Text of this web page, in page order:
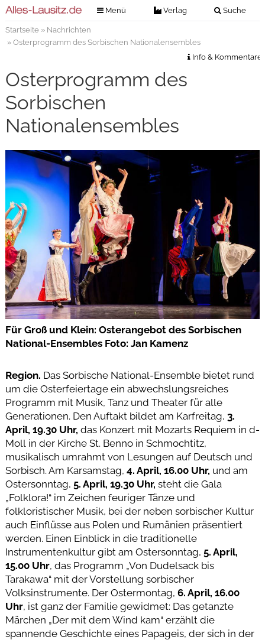
Menü Verlag Suche
Verlag
Kontakt
Impressum
Veranstaltungstickets
Anzeigenannahme
Anzeigensuche
Digitale Ausgaben
Startseite» Nachrichten
» Osterprogramm des Sorbischen Nationalensembles
Info & Kommentare
Osterprogramm des
Sorbischen
Nationalensembles
Für Groß und Klein: Osterangebot des Sorbischen
National-Ensembles Foto: Jan Kamenz
Region. Das Sorbische National-Ensemble bietet rund
um die Osterfeiertage ein abwechslungsreiches
Programm mit Musik, Tanz und Theater für alle
Generationen. Den Auftakt bildet am Karfreitag, 3.
April, 19.30 Uhr, das Konzert mit Mozarts Requiem in d-
Moll in der Kirche St. Benno in Schmochtitz,
musikalisch umrahmt von Lesungen auf Deutsch und
Sorbisch. Am Karsamstag, 4. April, 16.00 Uhr, und am
Ostersonntag, 5. April, 19.30 Uhr, steht die Gala
„Folklora!“ im Zeichen feuriger Tänze und
folkloristischer Musik, bei der neben sorbischer Kultur
auch Einflüsse aus Polen und Rumänien präsentiert
werden. Einen Einblick in die traditionelle
Instrumentenkultur gibt am Ostersonntag, 5. April,
15.00 Uhr, das Programm „Von Dudelsack bis
Tarakawa“ mit der Vorstellung sorbischer
Volksinstrumente. Der Ostermontag, 6. April, 16.00
Uhr, ist ganz der Familie gewidmet: Das getanzte
Märchen „Der mit dem Wind kam“ erzählt die
spannende Geschichte eines Papageis, der sich in der